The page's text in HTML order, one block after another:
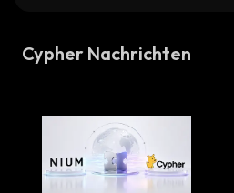
Cypher Nachrichten